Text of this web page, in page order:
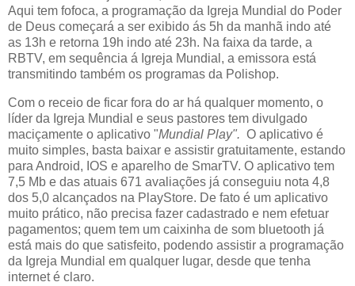
Aqui tem fofoca, a programação da Igreja Mundial do Poder
de Deus começará a ser exibido ás 5h da manhã indo até
as 13h e retorna 19h indo até 23h. Na faixa da tarde, a
RBTV, em sequência á Igreja Mundial, a emissora está
transmitindo também os programas da Polishop.
Com o receio de ficar fora do ar há qualquer momento, o
líder da Igreja Mundial e seus pastores tem divulgado
maciçamente o aplicativo "Mundial Play". O aplicativo é
muito simples, basta baixar e assistir gratuitamente, estando
para Android, IOS e aparelho de SmarTV. O aplicativo tem
7,5 Mb e das atuais 671 avaliações já conseguiu nota 4,8
dos 5,0 alcançados na PlayStore. De fato é um aplicativo
muito prático, não precisa fazer cadastrado e nem efetuar
pagamentos; quem tem um caixinha de som bluetooth já
está mais do que satisfeito, podendo assistir a programação
da Igreja Mundial em qualquer lugar, desde que tenha
internet é claro.